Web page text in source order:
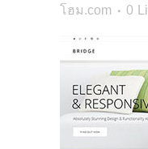
โฮม.com
0